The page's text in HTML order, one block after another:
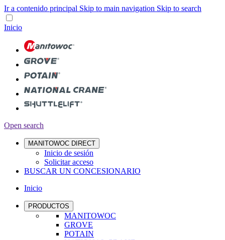
Ir a contenido principal Skip to main navigation Skip to search
Inicio
Open search
MANITOWOC DIRECT
Inicio de sesión
Solicitar acceso
BUSCAR UN CONCESIONARIO
Inicio
PRODUCTOS
MANITOWOC
GROVE
POTAIN